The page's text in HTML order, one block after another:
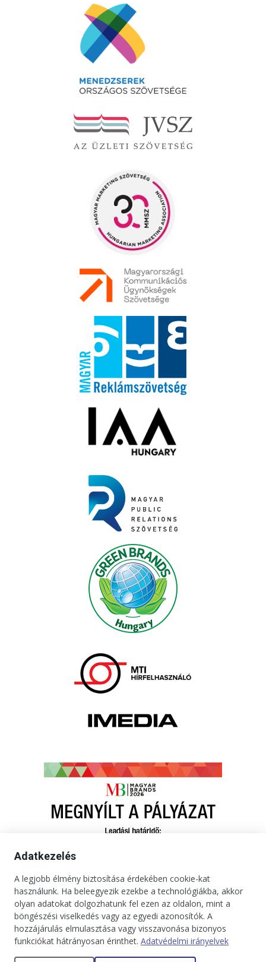
Adatkezelés
A legjobb élmény biztosítása érdekében cookie-kat
használunk. Ha beleegyezik ezekbe a technológiákba, akkor
olyan adatokat dolgozhatunk fel ezen az oldalon, mint a
böngészési viselkedés vagy az egyedi azonosítók. A
hozzájárulás elmulasztása vagy visszavonása bizonyos
funkciókat hátrányosan érinthet. Adatvédelmi irányelvek